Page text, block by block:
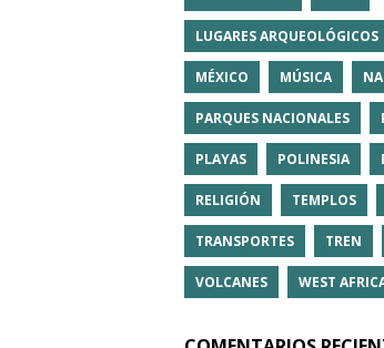
LUGARES ARQUEOLÓGICOS
MÉXICO MÚSICA
PARQUES NACIONALES
PLAYAS POLINESIA
RELIGIÓN TEMPLOS
TRANSPORTES TREN
VOLCANES WEST